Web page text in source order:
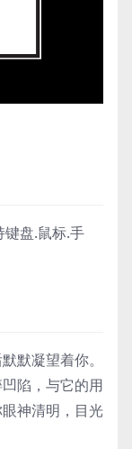
盘.鼠标.手
默凝望着你。
陷，与它的用
神清明，目光